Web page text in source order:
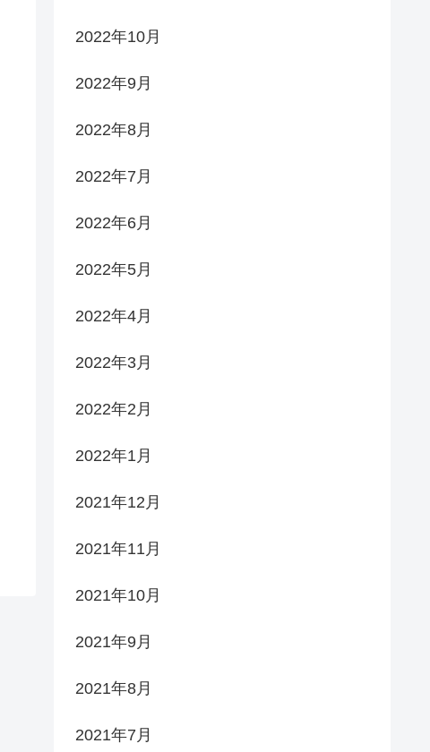
2022年10月
2022年9月
2022年8月
2022年7月
2022年6月
2022年5月
2022年4月
2022年3月
2022年2月
2022年1月
2021年12月
2021年11月
2021年10月
2021年9月
2021年8月
2021年7月